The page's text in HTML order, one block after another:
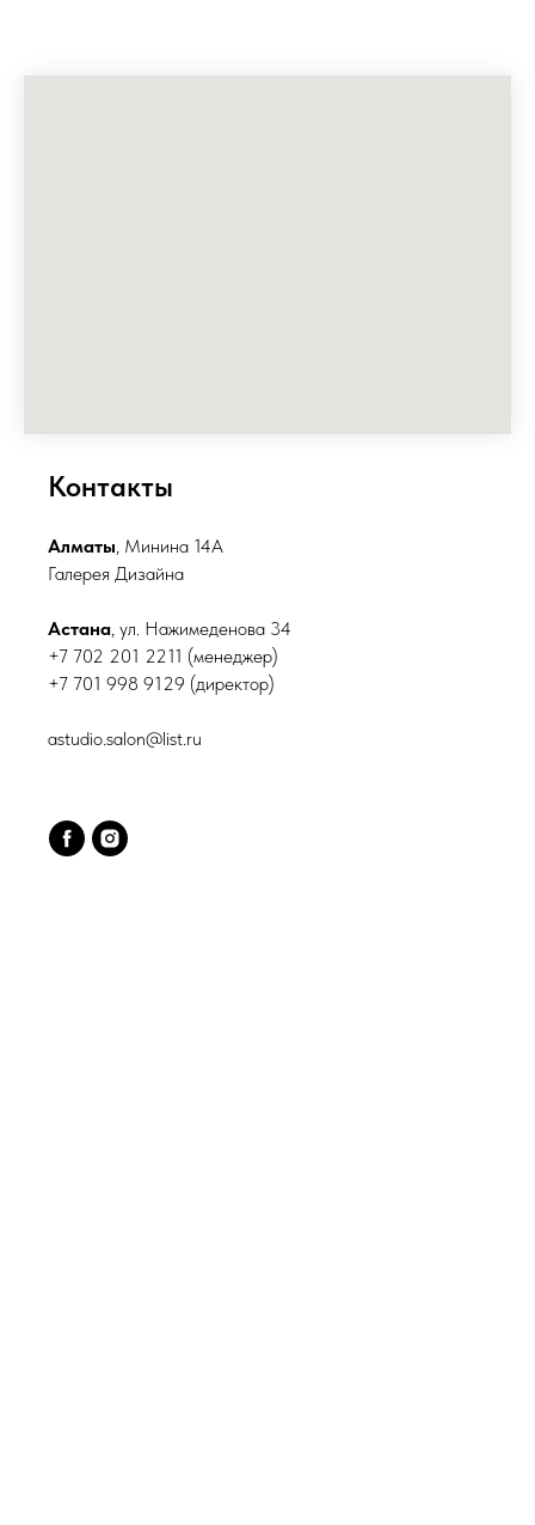
Контакты
Алматы, Минина 14А
Галерея Дизайна
Астана, ул. Нажимеденова 34
+7 702 201 2211 (менеджер)
+7 701 998 9129 (директор)
astudio.salon@list.ru